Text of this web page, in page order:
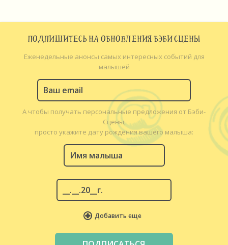
ПОДПИШИТЕСЬ НА ОБНОВЛЕНИЯ БЭБИ СЦЕНЫ
Еженедельные анонсы самых интересных событий для
малышей
А чтобы получать персональные предложения от Бэби-
Сцены,
просто укажите дату рождения вашего малыша:
Добавить еще